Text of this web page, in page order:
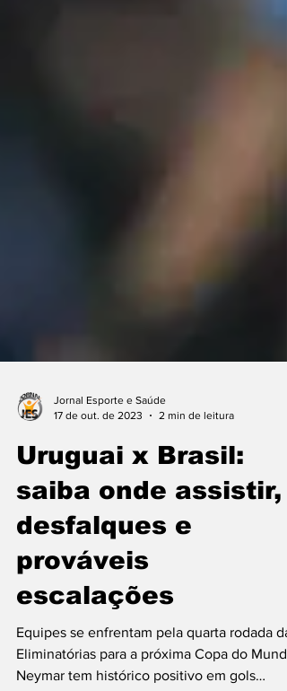
Jornal Esporte e Saúde
17 de out. de 2023
2 min de leitura
Uruguai x Brasil:
saiba onde assistir,
desfalques e
prováveis
escalações